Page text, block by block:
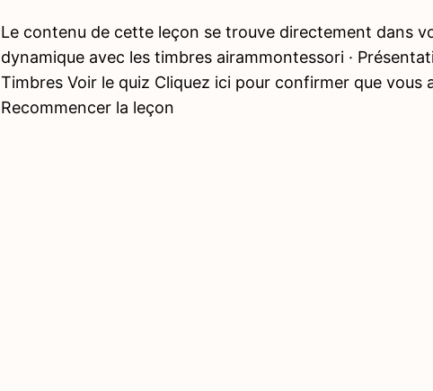
Le contenu de cette leçon se trouve directement dans
dynamique avec les timbres airammontessori ·
Timbres Voir le quiz Cliquez ici pour confirmer que
Recommencer la leçon